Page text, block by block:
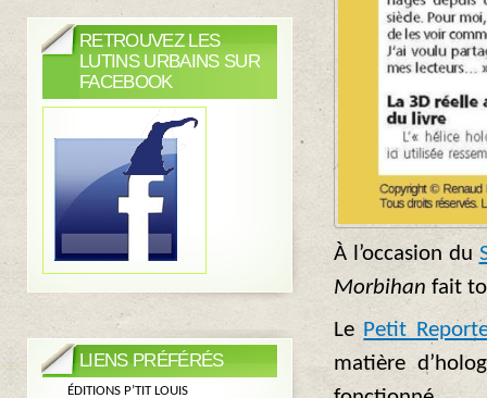
À l’occasion du
Morbihan fait
Le Petit
matière
RETROUVEZ LES
LUTINS URBAINS SUR
FACEBOOK
LIENS PRÉFÉRÉS
ÉDITIONS P’TIT LOUIS